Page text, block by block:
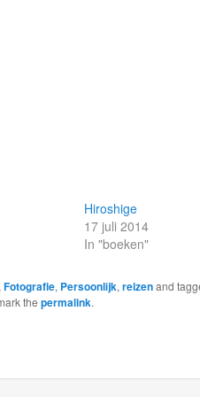
Hiroshige
17 juli 2014
In "boeken"
Fotografie, Persoonlijk,reizenand
the permalink.